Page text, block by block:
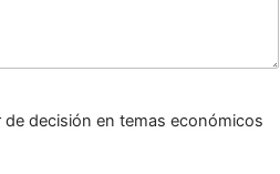
decisión en temas económicos